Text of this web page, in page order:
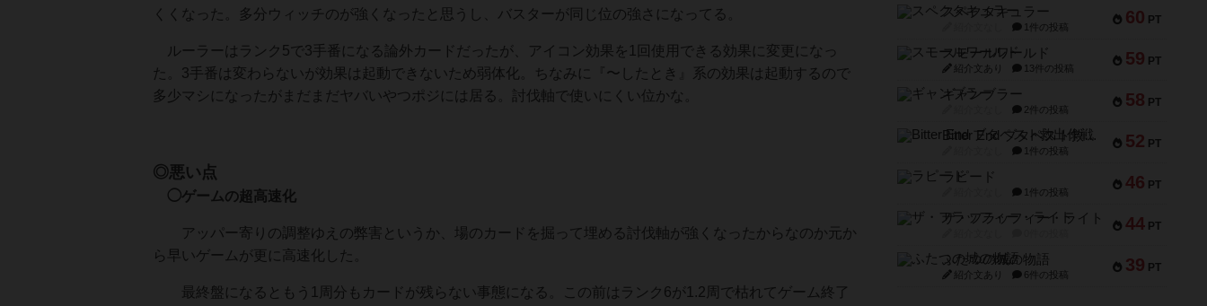
くくなった。多分ウィッチのが強くなったと思うし、バスターが同じ位の強さになってる。
ルーラーはランク5で3手番になる論外カードだったが、アイコン効果を1回使用できる効果に変更になっ
た。3手番は変わらないが効果は起動できないため弱体化。ちなみに『〜したとき』系の効果は起動するので
多少マシになったがまだまだヤバいやつポジには居る。討伐軸で使いにくい位かな。
◎悪い点
◯ゲームの超高速化
アッパー寄りの調整ゆえの弊害というか、場のカードを掘って埋める討伐軸が強くなったからなのか元か
ら早いゲームが更に高速化した。
最終盤になるともう1周分もカードが残らない事態になる。この前はランク6が1.2周で枯れてゲーム終了
60 PT
スペクタキュラー
1件の投稿
59 PT
スモールワールド
紹介文あり 13件の投稿
58 PT
ギャンブラー
2件の投稿
52 PT
Bitter End ブタペスト救出作戦
1件の投稿
46 PT
ラピード
1件の投稿
44 PT
ザ・フラッフィー・ライト
39 PT
ふたつの城の物語
紹介文あり 6件の投稿